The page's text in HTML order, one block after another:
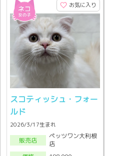
お気に入り
スコティッシュ・フォー
ルド
2026/3/17生まれ
販売店
ペッツワン大利根
店